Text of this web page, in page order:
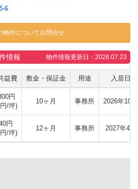
6
物件についてお問合せ
情報 物件情報更新日：2026.07.23
益費 敷金・保証金 用途 入居日
円
/坪)
10ヶ月 事務所 2026年10月
円
/坪)
12ヶ月 事務所 2027年4月